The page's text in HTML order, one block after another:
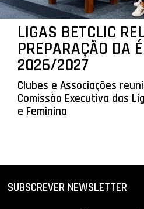
LIGAS BETCLIC
PREPARAÇÃO DA
2026/2027
Clubes e Associações
Comissão Executiva das
e Feminina
SUBSCREVER NEWSLETTER